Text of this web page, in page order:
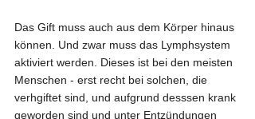
Das Gift muss auch aus dem Körper hinaus
können. Und zwar muss das Lymphsystem
aktiviert werden. Dieses ist bei den meisten
Menschen - erst recht bei solchen, die
verhgiftet sind, und aufgrund desssen krank
geworden sind und unter Entzündungen